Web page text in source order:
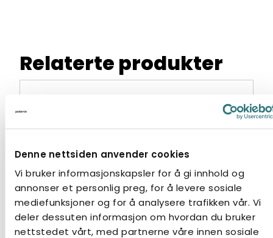
Denne nettsiden anvender cookies
Vi bruker informasjonskapsler for å gi innhold og
annonser et personlig preg, for å levere sosiale
mediefunksjoner og for å analysere trafikken vår. Vi
deler dessuten informasjon om hvordan du bruker
nettstedet vårt, med partnerne våre innen sosiale
Relaterte produkter